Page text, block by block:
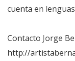
cuenta en
Contacto Jorge
http://